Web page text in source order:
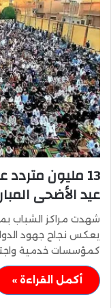
13 مليون
عيد الأضحى
شهدت مراكز الشباب
يعكس نجاح جهود
كمؤسسات خدمية
أكمل القراءة »